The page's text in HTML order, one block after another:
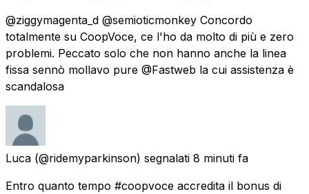
@ziggymagenta_d @semioticmonkey Concordo
totalmente su CoopVoce, ce l'ho da molto di più e zero
problemi. Peccato solo che non hanno anche la linea
fissa sennò mollavo pure @Fastweb la cui assistenza è
scandalosa
Luca (@ridemyparkinson) segnalati 8 minuti fa
Entro quanto tempo #coopvoce accredita il bonus di